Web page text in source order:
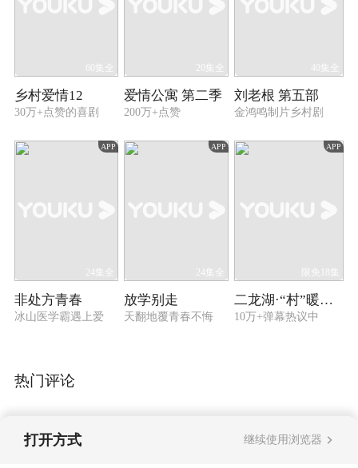
60集全
乡村爱情12
30万+点赞的喜剧
20集全
爱情公寓 第二季
200万+点赞
40集全
刘老根 第五部
金鸿鸣制片乡村剧
APP
24集全
非处方青春
冰山医学霸遇上爱
APP
24集全
放学别走
天翻地覆青春不悔
APP
限免18集
二龙湖·“村”暖花开3
10万+弹幕热议中
热门评论
打开方式 继续使用浏览器